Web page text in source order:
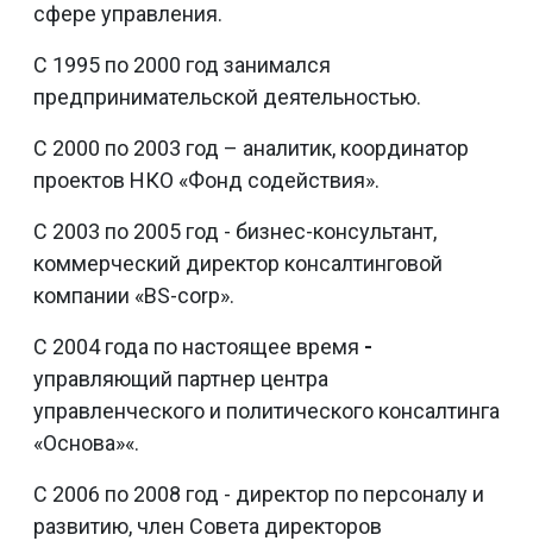
сфере управления.
С 1995 по 2000 год занимался
предпринимательской деятельностью.
С 2000 по 2003 год – аналитик, координатор
проектов НКО «Фонд содействия».
С 2003 по 2005 год - бизнес-консультант,
коммерческий директор консалтинговой
компании «BS-corp».
С 2004 года по настоящее время -
управляющий партнер центра
управленческого и политического консалтинга
«Основа»«.
С 2006 по 2008 год - директор по персоналу и
развитию, член Совета директоров